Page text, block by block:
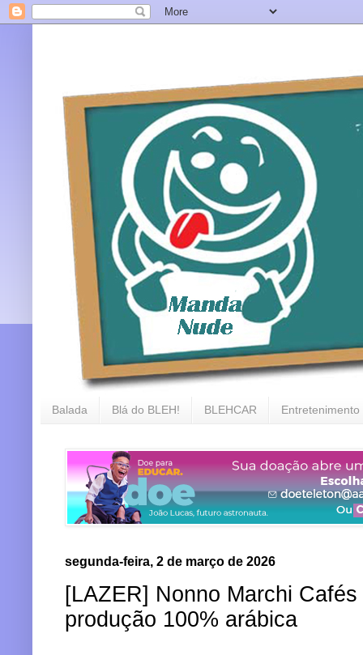
Balada Blá do BLEH! BLEHCAR Entretenimento
segunda-feira, 2 de março de 2026
[LAZER] Nonno Marchi
produção 100% arábica